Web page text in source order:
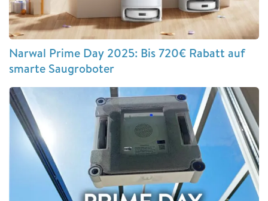
Narwal Prime Day 2025: Bis 720€ Rabatt auf
smarte Saugroboter